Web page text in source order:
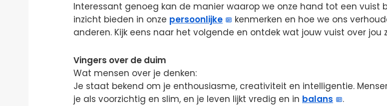
Interessant genoeg kan de manier waarop we onze hand tot een vuist
inzicht bieden in onze persoonlijke
kenmerken en hoe we ons
anderen. Kijk eens naar het volgende en ontdek wat jouw vuist over jou
Vingers over de duim
Wat mensen over je denken:
Je staat bekend om je enthousiasme, creativiteit en intelligentie.
je als voorzichtig en slim, en je leven lijkt vredig en in balans .